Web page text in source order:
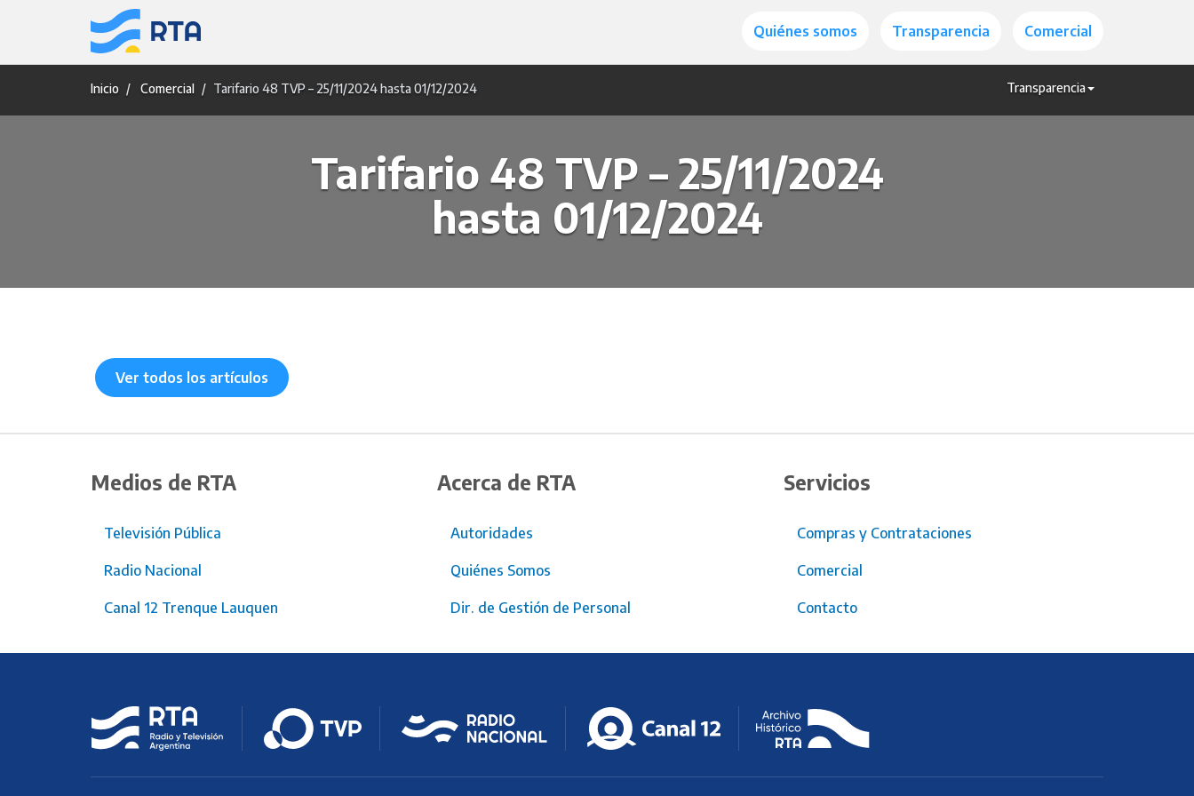
Quiénes somos Transparencia Comercial
Transparencia
Inicio Comercial Tarifario 48 TVP – 25/11/2024 hasta 01/12/2024
Tarifario 48 TVP – 25/11/2024
hasta 01/12/2024
Ver todos los artículos
Medios de RTA
Televisión Pública
Radio Nacional
Canal 12 Trenque Lauquen
Acerca de RTA
Autoridades
Quiénes Somos
Dir. de Gestión de Personal
Servicios
Compras y Contrataciones
Comercial
Contacto